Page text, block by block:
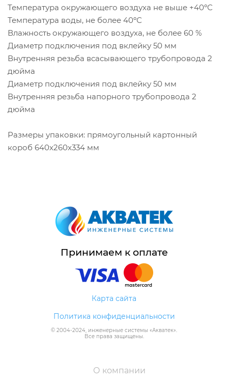
Температура окружающего воздуха не выше +40ºС
Температура воды, не более 40ºС
Влажность окружающего воздуха, не более 60 %
Диаметр подключения под вклейку 50 мм
Внутренняя резьба всасывающего трубопровода 2
дюйма
Диаметр подключения под вклейку 50 мм
Внутренняя резьба напорного трубопровода 2
дюйма
Размеры упаковки: прямоугольный картонный
короб 640x260x334 мм
Принимаем к оплате
Карта сайта
Политика конфиденциальности
© 2004-2024, инженерные системы «Акватек».
Все права защищены.
О компании